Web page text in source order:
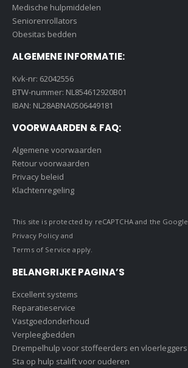
Medische hulpmiddelen
Seniorenrollators
Obesitas bedden
ALGEMENE INFORMATIE:
Kvk-nr: 62042556
BTW-nummer: NL854612920B01
IBAN: NL28ABNA0506449181
VOORWAARDEN & FAQ:
Algemene voorwaarden
Retour voorwaarden
Privacy beleid
Klachtenregeling
This site is protected by reCAPTCHA and the Google
Privacy Policyand
Terms of Service apply.
BELANGRIJKE PAGINA’S
Excellent systems
Reparatieservice
Vastgoedonderhoud
Verpleegbedden
Drempelhulp voor stoffeerders en vloerleggers
Sta op hulp stalift voor ouderen